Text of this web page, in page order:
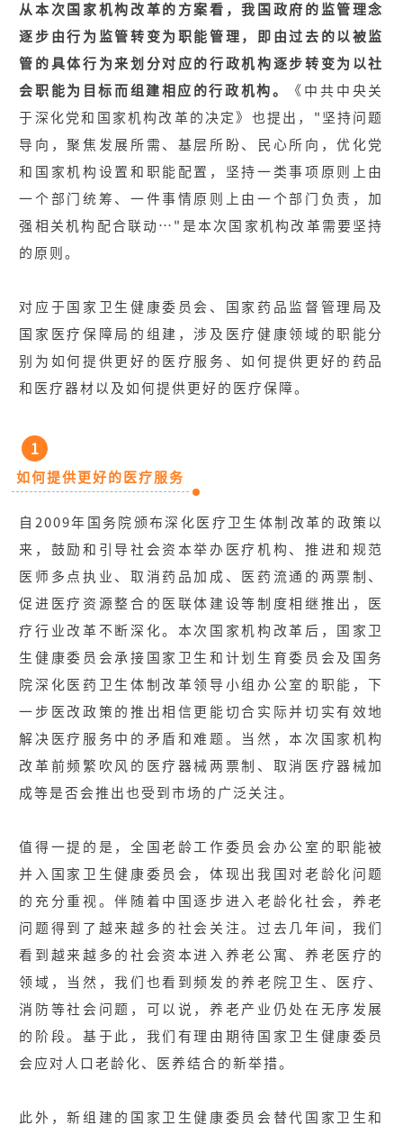
从本次国家机构改革的方案看，我国政府的监管理念
逐步由行为监管转变为职能管理，即由过去的以被监
管的具体行为来划分对应的行政机构逐步转变为以社
会职能为目标而组建相应的行政机构。
《中共中央关
于深化党和国家机构改革的决定》也提出，"坚持问题
导向，聚焦发展所需、基层所盼、民心所向，优化党
和国家机构设置和职能配置，坚持一类事项原则上由
一个部门统筹、一件事情原则上由一个部门负责，加
强相关机构配合联动…"是本次国家机构改革需要坚持
的原则。
对应于国家卫生健康委员会、国家药品监督管理局及
国家医疗保障局的组建，涉及医疗健康领域的职能分
别为如何提供更好的医疗服务、如何提供更好的药品
和医疗器材以及如何提供更好的医疗保障。
1
如何提供更好的医疗服务
自2009年国务院颁布深化医疗卫生体制改革的政策以
来，鼓励和引导社会资本举办医疗机构、推进和规范
医师多点执业、取消药品加成、医药流通的两票制、
促进医疗资源整合的医联体建设等制度相继推出，医
疗行业改革不断深化。本次国家机构改革后，国家卫
生健康委员会承接国家卫生和计划生育委员会及国务
院深化医药卫生体制改革领导小组办公室的职能，下
一步医改政策的推出相信更能切合实际并切实有效地
解决医疗服务中的矛盾和难题。当然，本次国家机构
改革前频繁吹风的医疗器械两票制、取消医疗器械加
成等是否会推出也受到市场的广泛关注。
值得一提的是，全国老龄工作委员会办公室的职能被
并入国家卫生健康委员会，体现出我国对老龄化问题
的充分重视。伴随着中国逐步进入老龄化社会，养老
问题得到了越来越多的社会关注。过去几年间，我们
看到越来越多的社会资本进入养老公寓、养老医疗的
领域，当然，我们也看到频发的养老院卫生、医疗、
消防等社会问题，可以说，养老产业仍处在无序发展
的阶段。基于此，我们有理由期待国家卫生健康委员
会应对人口老龄化、医养结合的新举措。
此外，新组建的国家卫生健康委员会替代国家卫生和